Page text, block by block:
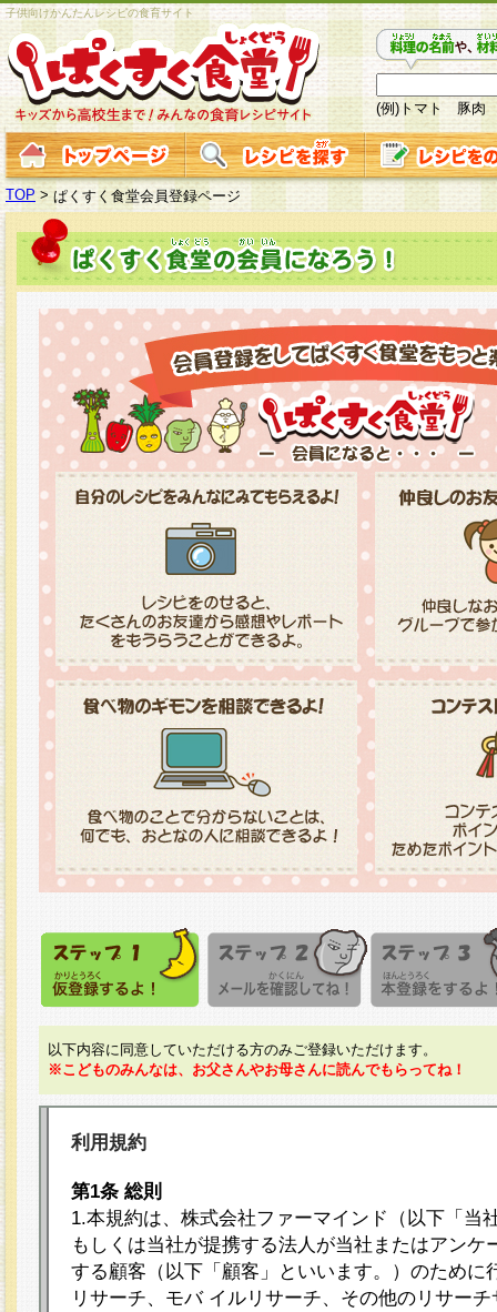
子供向けかんたんレシピの食育サイト
(例)トマト 豚肉
TOP > ぱくすく食堂会員登録ページ
以下内容に同意していただける方のみご登録いただけます。
※こどものみんなは、お父さんやお母さんに読んでもらってね！
利用規約
第1条 総則
1.本規約は、株式会社ファーマインド（以下「当
もしくは当社が提携する法人が当社またはアンケ
する顧客（以下「顧客」といいます。）のために
リサーチ、モバ イルリサーチ、その他のリサー